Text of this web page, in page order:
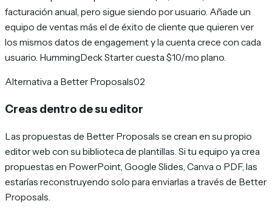
facturación anual, pero sigue siendo por usuario. Añade un
equipo de ventas más el de éxito de cliente que quieren ver
los mismos datos de engagement y la cuenta crece con cada
usuario. HummingDeck Starter cuesta $10/mo plano.
Alternativa a Better Proposals02
Creas dentro de su editor
Las propuestas de Better Proposals se crean en su propio
editor web con su biblioteca de plantillas. Si tu equipo ya crea
propuestas en PowerPoint, Google Slides, Canva o PDF, las
estarías reconstruyendo solo para enviarlas a través de Better
Proposals.